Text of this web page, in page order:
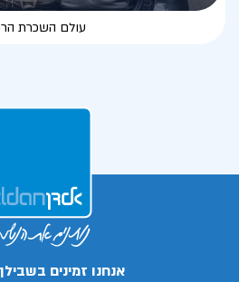
עולם השכרת
אנחנו זמינים